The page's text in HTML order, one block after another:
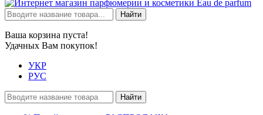
Найти
Ваша корзина пуста!
Удачных Вам покупок!
УКР
РУС
Найти